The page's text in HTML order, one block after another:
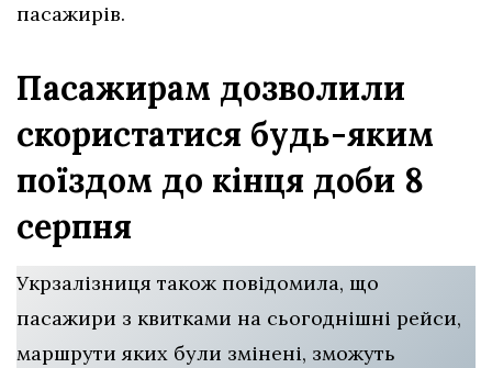
пасажирів.
Пасажирам дозволили
скористатися будь-яким
поїздом до кінця доби 8
серпня
Укрзалізниця також повідомила, що
пасажири з квитками на сьогоднішні рейси,
маршрути яких були змінені, зможуть